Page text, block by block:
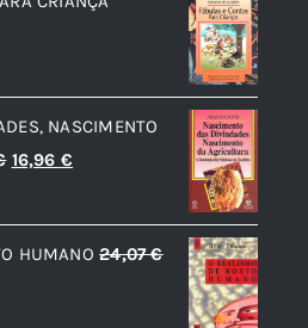
é:
NASCIMENTO
O
original
era:
16,96 €
atual
é:
HUMANO 24,07€